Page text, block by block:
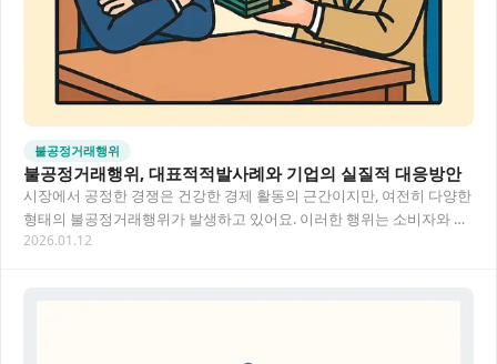
불공정거래행위
불공정거래행위, 대표적적발사례와 기업의 실질적 대응방안
시장에서 공정한 경쟁은 건강한 경제 활동의 근간이지만, 여전히 다양한
형태의 불공정거래행위가 발생하고 있어요. 이러한 행위는 소비자와 기
업 모두에게 큰 피해를 주며, 시장 질서를…
2026.01.12